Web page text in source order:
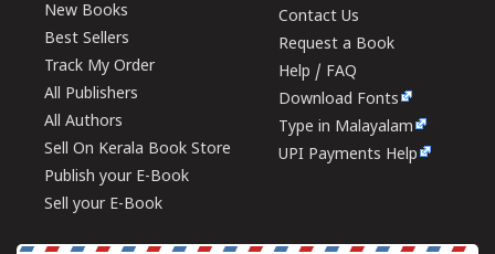
New Books
Best Sellers
Track My Order
All Publishers
All Authors
Sell On Kerala Book Store
Publish your E-Book
Sell your E-Book
Contact Us
Request a Book
Help / FAQ
Download Fonts
Type in Malayalam
UPI Payments Help